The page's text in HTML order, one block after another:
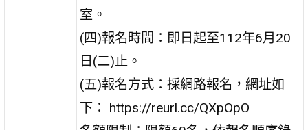
室。
(四)報名時間：即日起至112年6月20
日(二)止。
(五)報名方式：採網路報名，網址如
下： https://reurl.cc/QXpOpO